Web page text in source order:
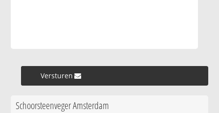
Versturen »
Schoorsteenveger Amsterdam